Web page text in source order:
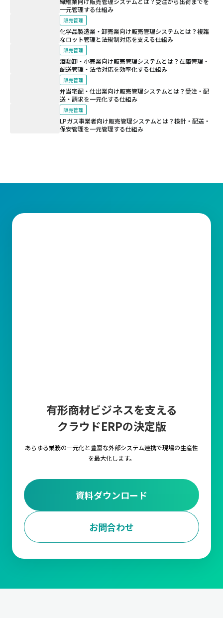
一元管理する仕組み
販売管理
化学品製造業・卸売業向け販売管理システムとは？複雑
なロット管理と法規制対応を支える仕組み
販売管理
酒類卸・小売業向け販売管理システムとは？在庫管理・
配送管理・法令対応を効率化する仕組み
販売管理
弁当宅配・仕出業向け販売管理システムとは？受注・配
送・請求を一元化する仕組み
販売管理
LPガス事業者向け販売管理システムとは？検針・配送・
保安管理を一元管理する仕組み
有形商材ビジネスを支える
クラウドERPの決定版
あらゆる業務の一元化と豊富な外部システム連携で現場の生産性
を最大化します。
資料ダウンロード
お問合わせ